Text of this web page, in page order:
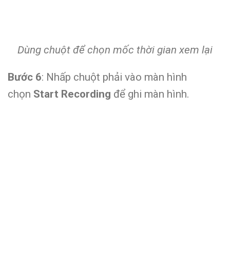
Dùng chuột để chọn mốc thời gian xem lại
Bước 6: Nhấp chuột phải vào màn hình
chọn Start Recording để ghi màn hình.